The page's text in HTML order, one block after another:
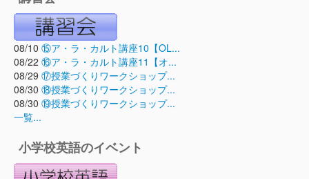
08/10 ⑮ア・ラ・カルト講座10【OL...
08/22 ⑯ア・ラ・カルト講座11【オ...
08/29 ⑰授業づくりワークショップ...
08/30 ⑱授業づくりワークショップ...
08/30 ⑲授業づくりワークショップ...
一覧...
小学校英語のイベント